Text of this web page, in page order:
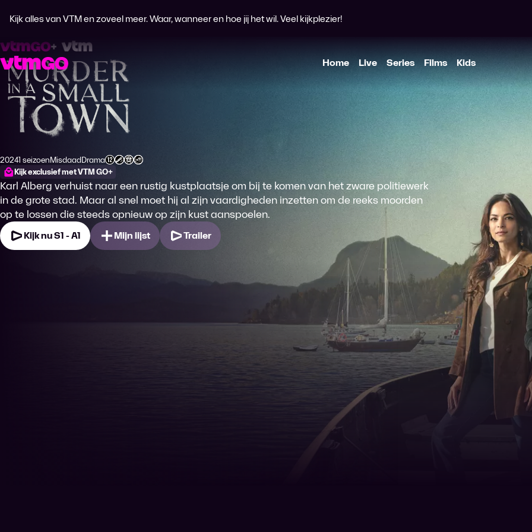
Kijk alles van VTM en zoveel meer. Waar, wanneer en hoe jij het wil. Veel kijkplezier!
Home Live Series Films Kids
Murder in a Small Town
Productiejaar
20241 seizoen
Genre
Misdaad
Genre
Drama
Leeftijdsclassificatie
Kijk exclusief met VTM GO+
Karl Alberg verhuist naar een rustig kustplaatsje om bij te komen van het zware politiewerk
in de grote stad. Maar al snel moet hij al zijn vaardigheden inzetten om de reeks moorden
op te lossen die steeds opnieuw op zijn kust aanspoelen.
Kijk nu S1 - A1 Mijn lijst Trailer